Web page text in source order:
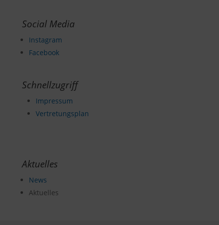
Social Media
Instagram
Facebook
Schnellzugriff
Impressum
Vertretungsplan
Aktuelles
News
Aktuelles